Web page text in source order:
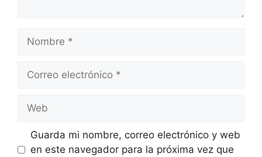
electrónico
Guarda mi nombre, correo electrónico y web
en este navegador para la próxima vez que